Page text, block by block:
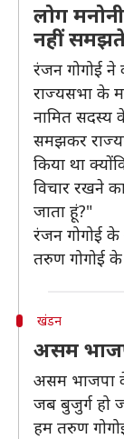
लोग
नहीं
रंजन गोगोई ने
राज्यसभा के
नामित
समझकर
किया था
विचार रखने
जाता हूं?"
रंजन गोगोई
तरुण गोगोई के
खंडन
असम
असम भाजपा
जब बुजुर्ग हो
हम तरुण